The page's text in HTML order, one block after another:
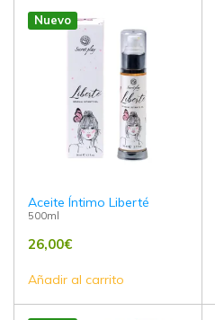
Nuevo
Aceite Íntimo Liberté
500ml
26,00€
Añadir al carrito